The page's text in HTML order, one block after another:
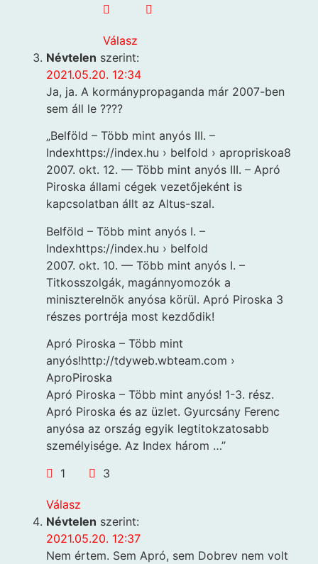
Válasz
Névtelen szerint:
2021.05.20. 12:34
Ja, ja. A kormánypropaganda már 2007-ben
sem áll le ????
„Belföld – Több mint anyós III. –
Indexhttps://index.hu › belfold › apropriskoa8
2007. okt. 12. — Több mint anyós III. – Apró
Piroska állami cégek vezetőjeként is
kapcsolatban állt az Altus-szal.
Belföld – Több mint anyós I. –
Indexhttps://index.hu › belfold
2007. okt. 10. — Több mint anyós I. –
Titkosszolgák, magánnyomozók a
miniszterelnök anyósa körül. Apró Piroska 3
részes portréja most kezdődik!
Apró Piroska – Több mint
anyós!http://tdyweb.wbteam.com ›
AproPiroska
Apró Piroska – Több mint anyós! 1-3. rész.
Apró Piroska és az üzlet. Gyurcsány Ferenc
anyósa az ország egyik legtitokzatosabb
személyisége. Az Index három …”
1
3
Válasz
Névtelen szerint:
2021.05.20. 12:37
Nem értem. Sem Apró, sem Dobrev nem volt